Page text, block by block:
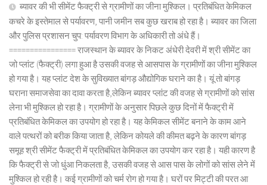
ब्यावर की भी सीमेंट फैक्ट्री से ग्रामीणों का जीना मुश्किल। प्रतिबंधित केमिकल
कचरे के इस्तेमाल से पर्यावरण, पानी जमीन सब कुछ खराब हो रहा है। ब्यावर का जिला
और पुलिस प्रशासन चुप: पर्यावरण विभाग के अधिकारी तो अंधे हैं।
================ राजस्थान के ब्यावर के निकट अंधेरी देवरी में श्री सीमेंट का
जो प्लांट (फैक्ट्री) लगा हुआ है उसकी वजह से आसपास के ग्रामीणों का जीना मुश्किल
हो गया है। यह प्लांट देश के सुविख्यात बांगड़ औद्योगिक घराने का है। यूं तो बांगड़
घराना समाजसेवा का दावा करता है,लेकिन ब्यावर प्लांट की वजह से ग्रामीणों को सांस
लेना भी मुश्किल हो रहा है। ग्रामीणों के अनुसार पिछले कुछ दिनों में फैक्ट्री में
प्रतिबंधित केमिकल का उपयोग हो रहा है। यह केमिकल सीमेंट बनाने के काम आने
वाले पत्थरों को बरीक किया जाता है, लेकिन कोयले की कीमत बढ़ने के कारण बांगड़
समूह श्री सीमेंट फैक्ट्री में प्रतिबंधित केमिकल का उपयोग कर रहा है। यही कारण है
कि फैक्ट्री से जो धुंआ निकलता है, उसकी वजह से आस पास के लोगों को सांस लेने में
मुश्किल हो रही है। कई ग्रामीणों को चर्म रोग हो गया है। घरों पर मिट्टी की परत आ